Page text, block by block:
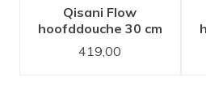
Qisani Flow
hoofddouche 30 cm
met wandarmdouche
Copper / Koper
419,00